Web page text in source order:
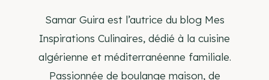
Samar Guira est l’autrice du blog Mes
Inspirations Culinaires, dédié à la cuisine
algérienne et méditerranéenne familiale.
Passionnée de boulange maison, de